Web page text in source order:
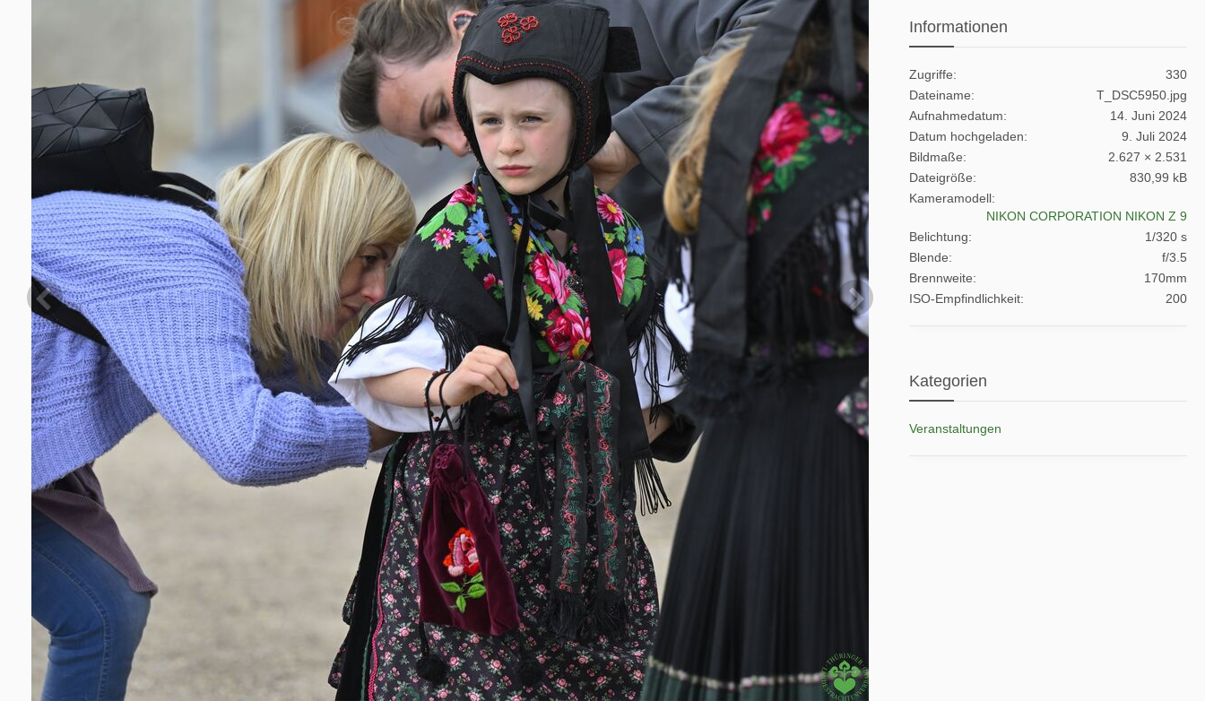
Informationen
Zugriffe
330
Dateiname
T_DSC5950.jpg
Aufnahmedatum
14. Juni 2024
Datum hochgeladen
9. Juli 2024
Bildmaße
2.627 × 2.531
Dateigröße
830,99 kB
Kameramodell
NIKON CORPORATION NIKON Z 9
Belichtung
1/320 s
Blende
f/3.5
Brennweite
170mm
ISO-Empfindlichkeit
200
Kategorien
Veranstaltungen